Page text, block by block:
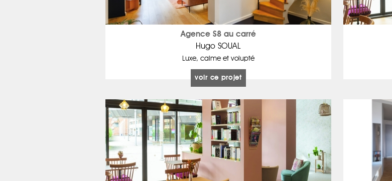
Agence S8 au carré
Hugo SOUAL
Luxe, calme et volupté
voir ce projet